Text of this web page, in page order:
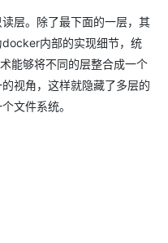
层。除了最下面的一层，其
内部的实现细节，统
能够将不同的层整合成一个
视角，这样就隐藏了多层的
文件系统。